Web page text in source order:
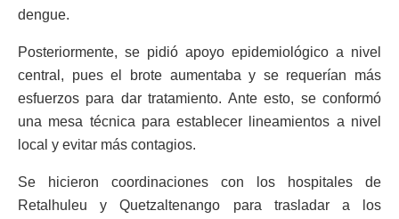
dengue.
Posteriormente, se pidió apoyo epidemiológico a nivel
central, pues el brote aumentaba y se requerían más
esfuerzos para dar tratamiento. Ante esto, se conformó
una mesa técnica para establecer lineamientos a nivel
local y evitar más contagios.
Se hicieron coordinaciones con los hospitales de
Retalhuleu y Quetzaltenango para trasladar a los